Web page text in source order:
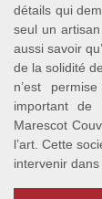
détails qui
seul un
aussi savoir
de la solidité
n’est
important
Marescot
l’art. Cette
intervenir